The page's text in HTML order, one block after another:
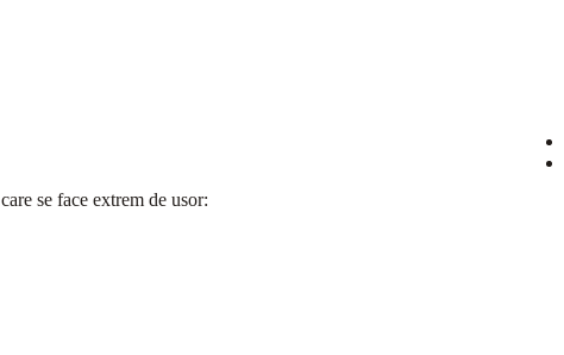
se face extrem de usor: